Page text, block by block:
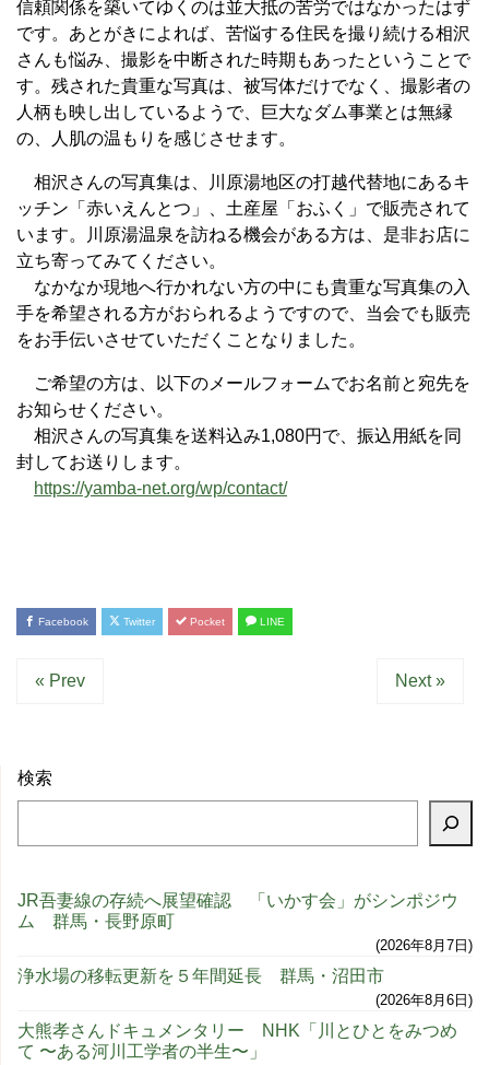
信頼関係を築いてゆくのは並大抵の苦労ではなかったはず
です。あとがきによれば、苦悩する住民を撮り続ける相沢
さんも悩み、撮影を中断された時期もあったということで
す。残された貴重な写真は、被写体だけでなく、撮影者の
人柄も映し出しているようで、巨大なダム事業とは無縁
の、人肌の温もりを感じさせます。
相沢さんの写真集は、川原湯地区の打越代替地にあるキ
ッチン「赤いえんとつ」、土産屋「おふく」で販売されて
います。川原湯温泉を訪ねる機会がある方は、是非お店に
立ち寄ってみてください。
なかなか現地へ行かれない方の中にも貴重な写真集の入
手を希望される方がおられるようですので、当会でも販売
をお手伝いさせていただくことなりました。
ご希望の方は、以下のメールフォームでお名前と宛先を
お知らせください。
相沢さんの写真集を送料込み1,080円で、振込用紙を同
封してお送りします。
https://yamba-net.org/wp/contact/
Facebook Twitter Pocket LINE
« Prev Next »
検索
JR吾妻線の存続へ展望確認 「いかす会」がシンポジウ
ム 群馬・長野原町
2026年8月7日
浄水場の移転更新を５年間延長 群馬・沼田市
2026年8月6日
大熊孝さんドキュメンタリー NHK「川とひとをみつめ
て 〜ある河川工学者の半生〜」